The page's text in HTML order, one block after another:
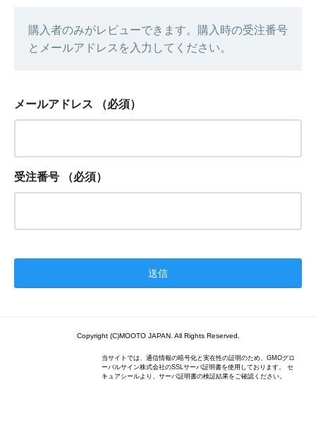
購入者のみがレビューできます。購入時の受注番号
とメールアドレスを入力してください。
メールアドレス （必須）
受注番号 （必須）
Copyright (C)MOOTO JAPAN. All Rights Reserved.
当サイトでは、通信情報の暗号化と実在性の証明のため、GMOグロ
ーバルサイン株式会社のSSLサーバ証明書を使用しております。 セ
キュアシールより、サーバ証明書の検証結果をご確認ください。